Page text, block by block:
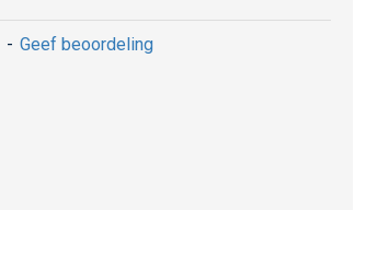
- Geef beoordeling